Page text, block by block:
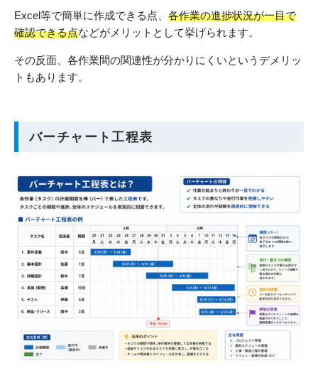
Excel等で簡単に作成できる点、 各作業の進捗状況が一目で
確認できる点などがメリットとして挙げられます。
その反面、各作業間の関連性が分かりにくいというデメリッ
トもあります。
バーチャート工程表